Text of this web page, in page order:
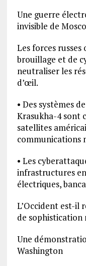
Une guerre
invisible de
Les forces
brouillage et de
neutraliser les
d’œil.
• Des systèmes
Krasukha-4 sont
satellites
communications
• Les
infrastructures
électriques,
L’Occident est-il
de sophistication
Une
Washington